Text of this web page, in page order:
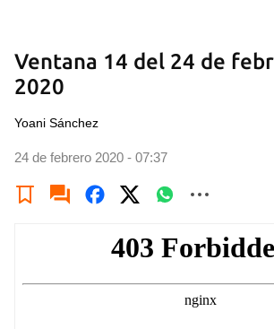
Ventana 14 del 24 de
2020
Yoani Sánchez
24 de febrero 2020 - 07:37